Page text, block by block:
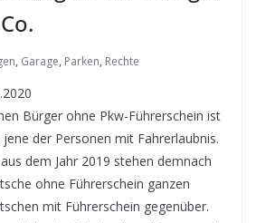
, Garage, Parken, Rechte
Bürger ohne Pkw-Führerschein ist
der Personen mit Fahrerlaubnis.
dem Jahr 2019 stehen demnach
ohne Führerschein ganzen
mit Führerschein gegenüber.